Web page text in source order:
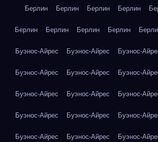
Берлин Берлин Берлин Берлин
Берлин Берлин Берлин Берлин
Буэнос-Айрес Буэнос-Айрес Буэнос-
Буэнос-Айрес Буэнос-Айрес Буэнос-
Буэнос-Айрес Буэнос-Айрес Буэнос-
Буэнос-Айрес Буэнос-Айрес Буэнос-
Буэнос-Айрес Буэнос-Айрес Буэнос-